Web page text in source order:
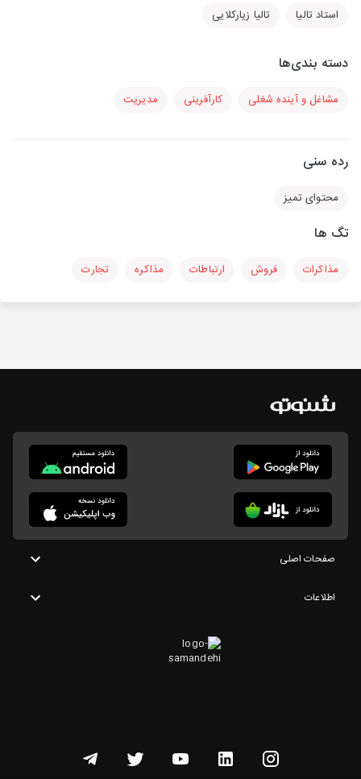
استاد تالیا تالیا زیارکلایی
دسته بندی‌ها
مشاغل و آینده شغلی کارآفرینی مدیریت
رده سنی
محتوای تمیز
تگ ها
مذاکرات فروش ارتباطات مذاکره تجارت
صفحات اصلی
اطلاعات